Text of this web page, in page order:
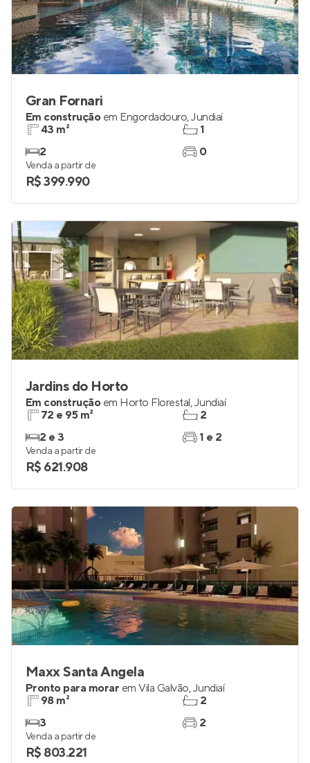
Gran Fornari
Em construção em Engordadouro,Jundiaí
43 m²
2
1
0
Venda a partir de
R$ 399.990
Jardins do Horto
Em construção em Horto Florestal,Jundiaí
72 e 95 m²
2 e 3
2
1 e 2
Venda a partir de
R$ 621.908
Maxx Santa Angela
Pronto para morar em Vila Galvão,Jundiaí
98 m²
3
2
2
Venda a partir de
R$ 803.221